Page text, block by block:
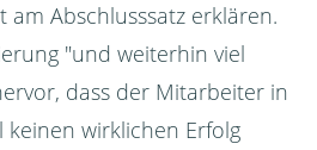
am Abschlusssatz erklären.
"und weiterhin viel
dass der Mitarbeiter in
wirklichen Erfolg